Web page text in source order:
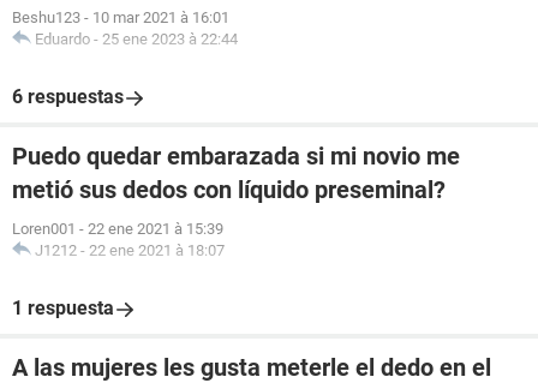
Beshu123 - 10 mar 2021 à 16:01
Eduardo - 25 ene 2023 à 22:44
6 respuestas
Puedo quedar embarazada si mi novio me
metió sus dedos con líquido preseminal?
Loren001 - 22 ene 2021 à 15:39
J1212 - 22 ene 2021 à 18:07
1 respuesta
A las mujeres les gusta meterle el dedo en el